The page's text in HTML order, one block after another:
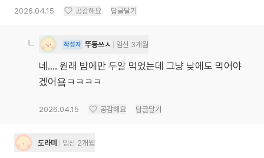
2026.04.15 공감해요 답글달기
작성자 뚜둥쓰ㅅ 임신 3개월
네.... 원래 밤에만 두알 먹었는데 그냥 낮에도 먹어야
겠어욬ㅋㅋㅋㅋ
2026.04.15 공감해요 답글달기
도라미 임신 2개월